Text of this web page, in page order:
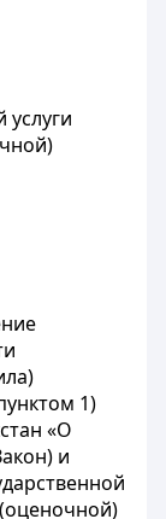
услуги
1)
«О
и